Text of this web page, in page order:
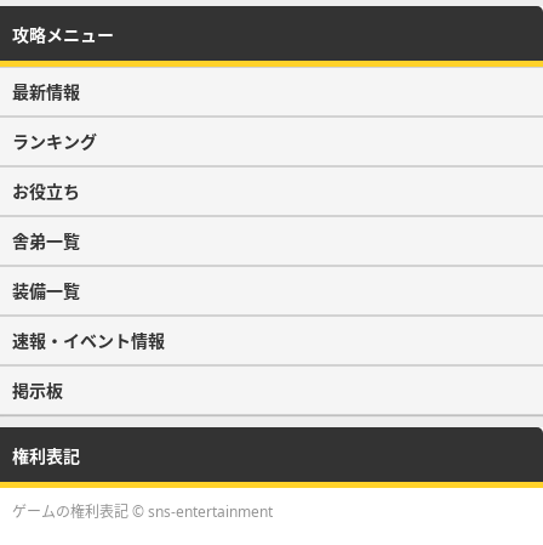
攻略メニュー
最新情報
ランキング
お役立ち
舎弟一覧
装備一覧
速報・イベント情報
掲示板
権利表記
ゲームの権利表記 © sns-entertainment